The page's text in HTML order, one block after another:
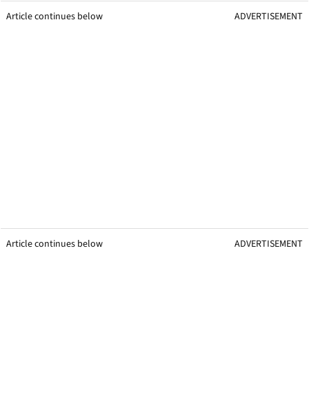
Article continues below ADVERTISEMENT
Article continues below ADVERTISEMENT